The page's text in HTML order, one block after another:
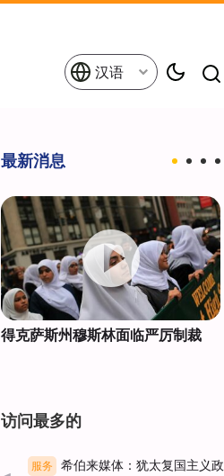
汉语
最新消息
得克萨斯州穆斯林面临严厉制裁
访问最多的
服务
希伯来媒体：犹太复国主义政